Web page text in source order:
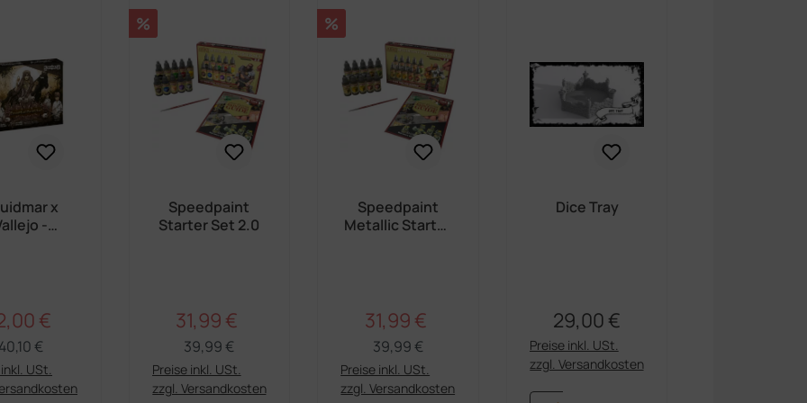
x
-
€
40,10 €
USt.
Rabatt
%
Speedpaint
Starter Set 2.0
Verkaufspreis:
31,99 €
39,99 €
Preise inkl. USt.
zzgl. Versandkosten
Rabatt
%
Speedpaint
Metallic Starter
Verkaufspreis:
31,99 €
39,99 €
Preise inkl. USt.
zzgl. Versandkosten
Dice Tray
Regulärer Preis:
29,00 €
Preise inkl. USt.
zzgl. Versandkosten